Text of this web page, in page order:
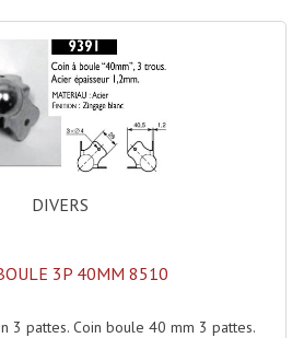
Numérique
Dvd Pour Dj
Platines Cassettes
Filaires
Fil HF VHF 200MHZ
DIVERS
3P 40MM 8510
3 pattes. Coin boule 40 mm 3 pattes.